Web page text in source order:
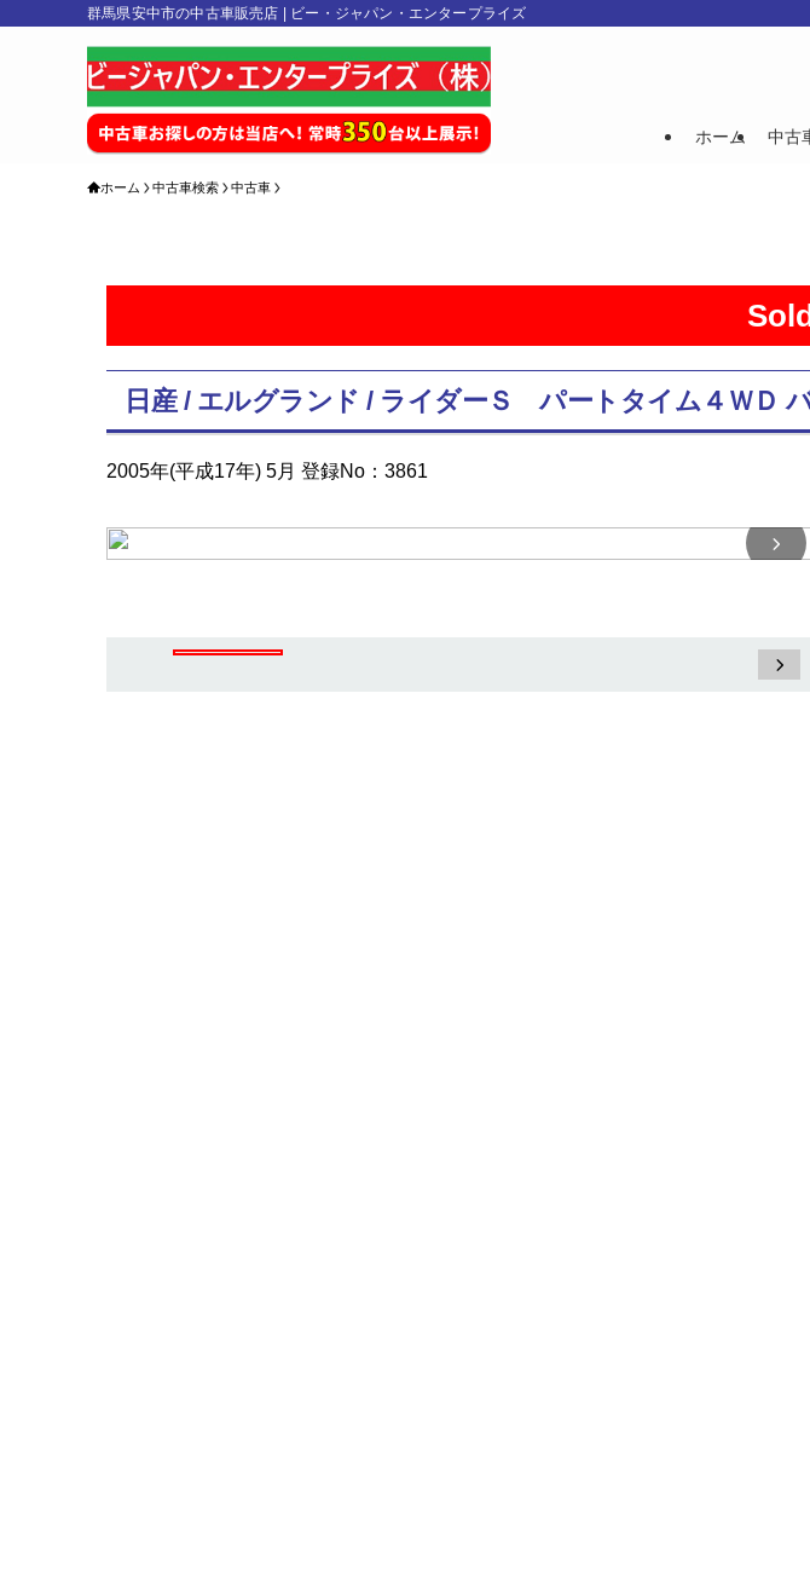
群馬県安中市の中古車販売店 | ビー・ジャパン・エンタープライズ
ホーム 中古
ホーム 中古車検索 中古車
日産 / エルグランド / ライダーＳ パートタイム４ＷＤ
2005年(平成17年) 5月 登録No：3861